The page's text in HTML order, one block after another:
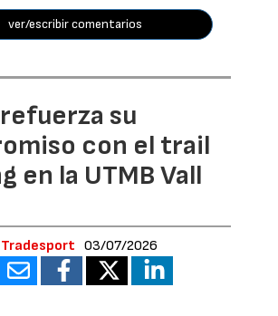
ver/escribir comentarios
refuerza su
con el trail
en la UTMB Vall
03/07/2026